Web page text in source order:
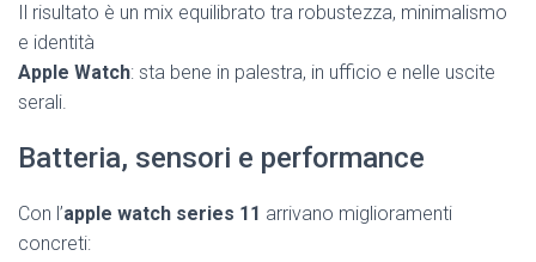
Il risultato è un mix equilibrato tra robustezza, minimalismo
e identità
Apple Watch: sta bene in palestra, in ufficio e nelle uscite
serali.
Batteria, sensori e performance
Con l’apple watch series 11 arrivano miglioramenti
concreti: